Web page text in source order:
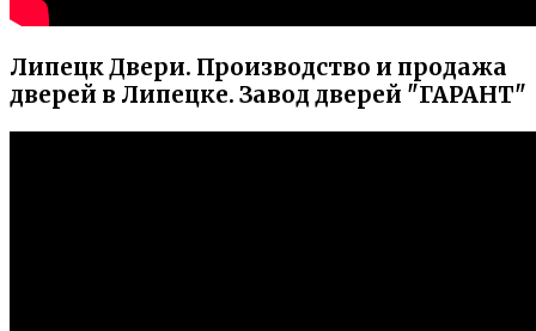
Липецк Двери. Производство и продажа
дверей в Липецке. Завод дверей "ГАРАНТ"